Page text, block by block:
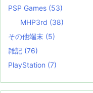
PSP Games (53)
MHP3rd (38)
その他端末 (5)
雑記 (76)
PlayStation (7)